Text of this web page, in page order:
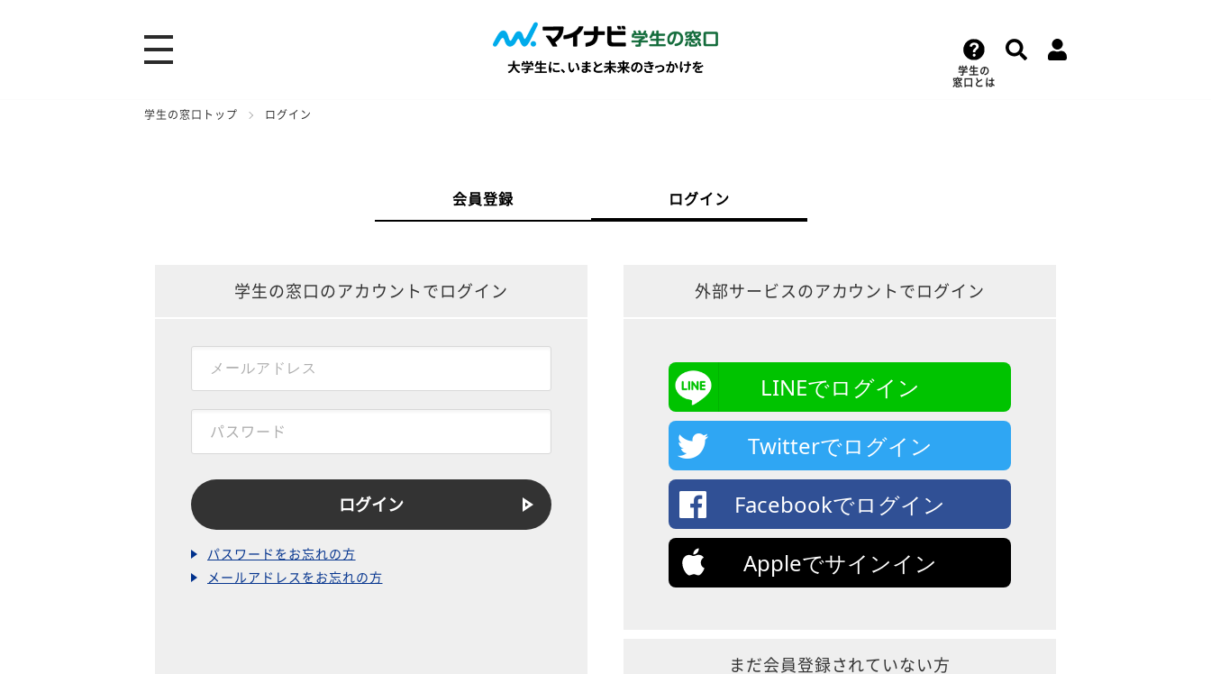
学生の
窓口とは
学生の窓口トップ ログイン
会員登録 ログイン
学生の窓口のアカウントでログイン
パスワードをお忘れの方
メールアドレスをお忘れの方
外部サービスのアカウントでログイン
LINEでログイン
Twitterでログイン
Facebookでログイン
Appleでサインイン
まだ会員登録されていない方